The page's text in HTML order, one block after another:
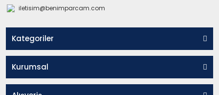
iletisim@benimparcam.com
Kategoriler
Kurumsal